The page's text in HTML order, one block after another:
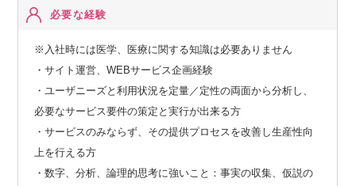
必要な経験
※入社時には医学、医療に関する知識は必要ありません
・サイト運営、WEBサービス企画経験
・ユーザニーズと利用状況を定量／定性の両面から分析し、
必要なサービス要件の策定と実行が出来る方
・サービスのみならず、その提供プロセスを改善し生産性向
上を行える方
・数字、分析、論理的思考に強いこと：事実の収集、仮説の